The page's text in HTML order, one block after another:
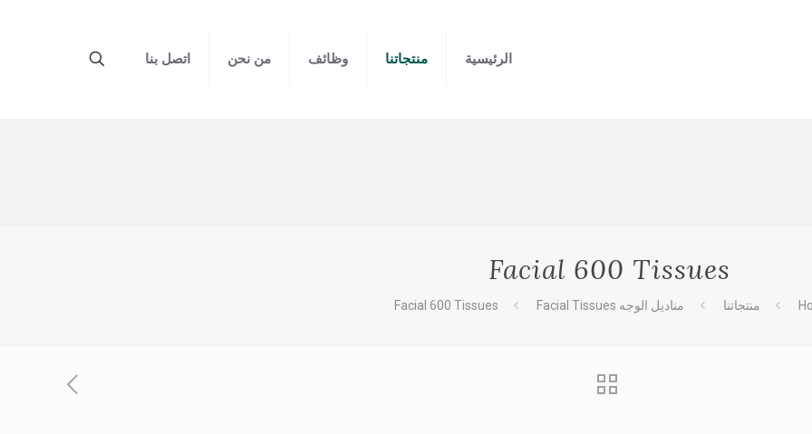
الرئيسية منتجاتنا وظائف من نحن اتصل بنا
Facial 600 Tissues
منتجاتنا مناديل الوجه Facial Tissues Facial 600 Tissues